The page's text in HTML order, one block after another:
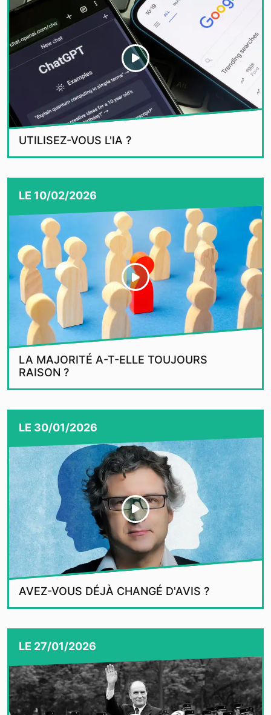
UTILISEZ-VOUS L'IA ?
LE 10/02/2026
LA MAJORITÉ A-T-ELLE TOUJOURS
RAISON ?
LE 30/01/2026
AVEZ-VOUS DÉJÀ CHANGÉ D'AVIS ?
LE 27/01/2026